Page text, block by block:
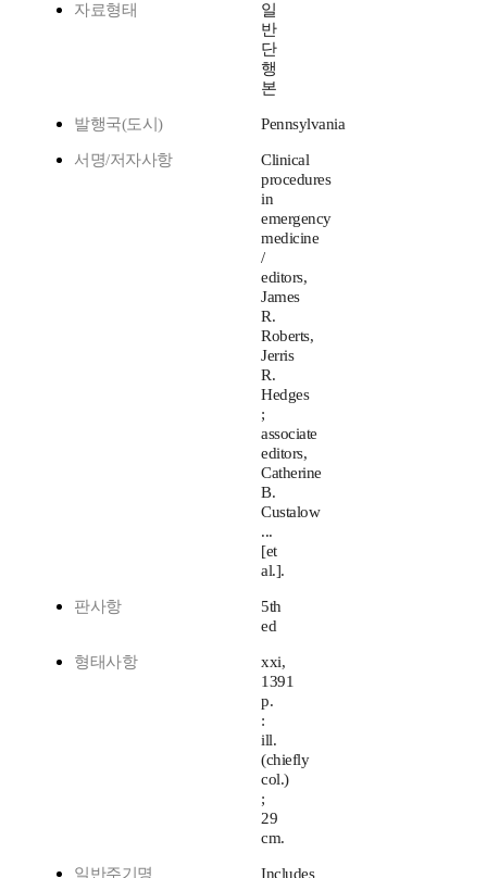
자료형태
일
반
단
행
본
발행국(도시) Pennsylvania
서명/저자사항
Clinical
procedures
in
emergency
medicine
/
editors,
James
R.
Roberts,
Jerris
R.
Hedges
;
associate
editors,
Catherine
B.
Custalow
...
[et
al.].
판사항
5th
ed
형태사항
xxi,
1391
p.
:
ill.
(chiefly
col.)
;
29
cm.
일반주기명 Includes